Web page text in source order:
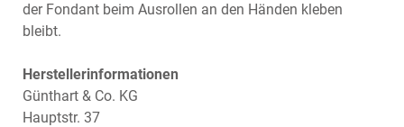
der Fondant beim Ausrollen an den Händen kleben
bleibt.
Herstellerinformationen
Günthart & Co. KG
Hauptstr. 37